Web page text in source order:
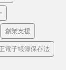
創業支援
電子帳簿保存法